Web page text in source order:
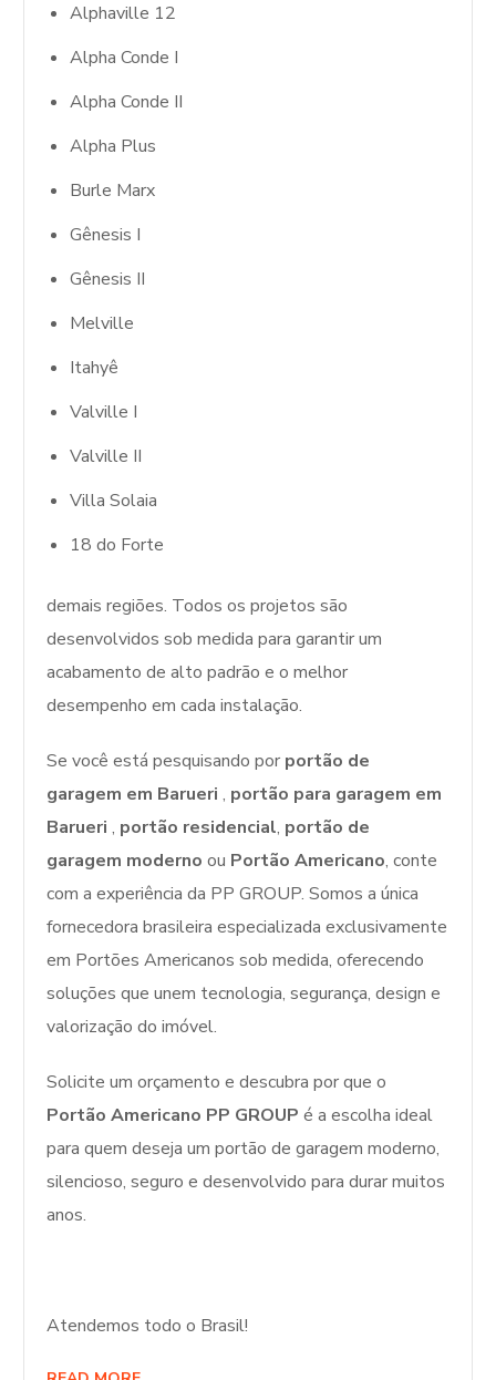
Alphaville 12
Alpha Conde I
Alpha Conde II
Alpha Plus
Burle Marx
Gênesis I
Gênesis II
Melville
Itahyê
Valville I
Valville II
Villa Solaia
18 do Forte
demais regiões. Todos os projetos são
desenvolvidos sob medida para garantir um
acabamento de alto padrão e o melhor
desempenho em cada instalação.
Se você está pesquisando por portão de
garagem em Barueri, portão para garagem em
Barueri, portão residencial, portão de
garagem moderno ou Portão Americano, conte
com a experiência da PP GROUP. Somos a única
fornecedora brasileira especializada exclusivamente
em Portões Americanos sob medida, oferecendo
soluções que unem tecnologia, segurança, design e
valorização do imóvel.
Solicite um orçamento e descubra por que o
Portão Americano PP GROUP é a escolha ideal
para quem deseja um portão de garagem moderno,
silencioso, seguro e desenvolvido para durar muitos
anos.
Atendemos todo o Brasil!